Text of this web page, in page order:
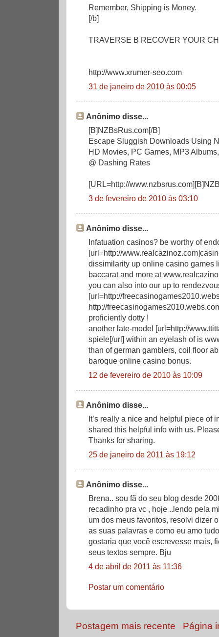
Remember, Shipping is Money.
[/b]
TRAVERSE B RECOVER YOUR
http://www.xrumer-seo.com
31 de janeiro de 2010 às 00:05
Anônimo disse...
[B]NZBsRus.com[/B]
Escape Sluggish Downloads Using
HD Movies, PC Games, MP3
@ Dashing Rates
[URL=http://
3 de fevereiro de 2010 às 03:10
Anônimo disse...
Infatuation casinos? be worthy of
[url=http://
dissimilarity up online casino games
baccarat and more at
you can also into our up to
[url=http://
http://
proficiently dotty !
another late-model [url=http://
spiele[/url] within an eyelash of is
than of german gamblers, coil floor
baroque online casino bonus.
12 de fevereiro de 2010 às 10:09
Anônimo disse...
It’s really a nice and helpful piece of
shared this helpful info with us.
Thanks for sharing.
25 de janeiro de 2011 às 19:12
Anônimo disse...
Brena.. sou fã do seu blog desde
recadinho pra vc , hoje ..lendo pela
um dos meus favoritos, resolvi dizer
as suas palavras e como eu amo
gostaria que você escrevesse mais,
seus textos sempre. Bju
4 de abril de 2011 às 11:36
Postar um comentário
Postagem mais recente Página